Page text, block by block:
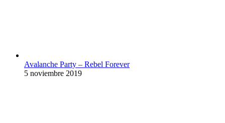
Avalanche Party – Rebel Forever
5 noviembre 2019